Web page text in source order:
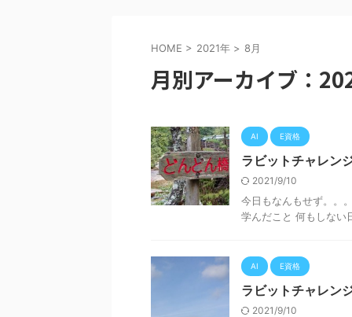
HOME > 2021年 > 8月
月別アーカイブ：
AI E資格
ラビットチャレン
2021/9/10
今日もなんもせず。。
学んだこと 何もしな
AI E資格
ラビットチャレン
2021/9/10